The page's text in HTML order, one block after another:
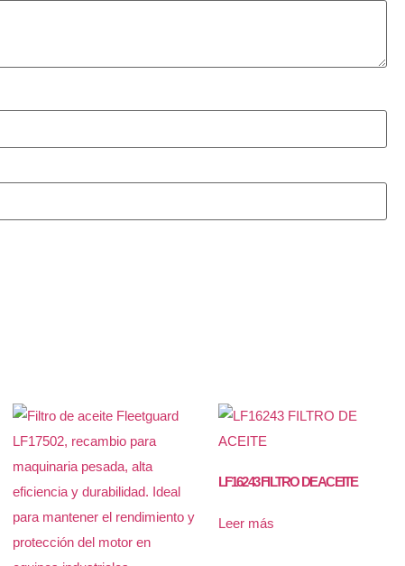
LF16243 FILTRO DE ACEITE
Leer más